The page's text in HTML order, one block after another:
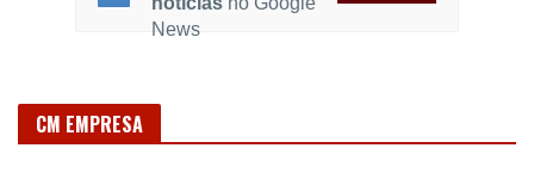
News
CM EMPRESA